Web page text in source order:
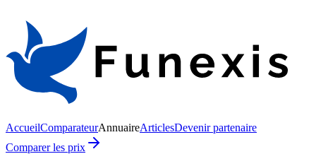
AccueilComparateurAnnuaireArticlesDevenir partenaire
Comparer les prix